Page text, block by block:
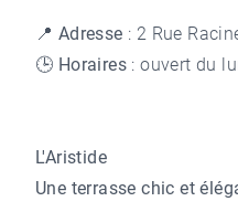
📍 Adresse : 2 Rue
🕒 Horaires : ouvert du
L'Aristide
Une terrasse chic et